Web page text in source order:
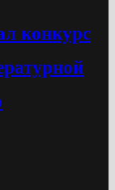
конкурс